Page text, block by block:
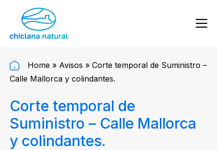
Home » Avisos » Corte temporal de Suministro –
Calle Mallorca y colindantes.
Corte temporal de
Suministro – Calle Mallorca
y colindantes.